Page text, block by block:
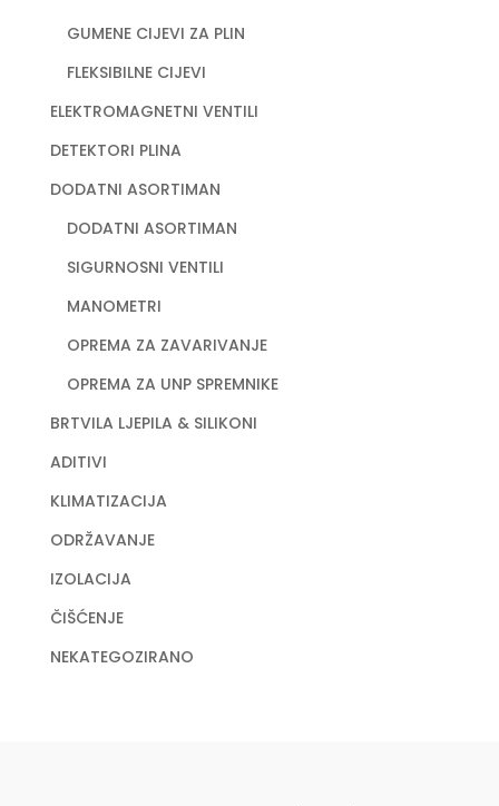
GUMENE CIJEVI ZA PLIN
FLEKSIBILNE CIJEVI
ELEKTROMAGNETNI VENTILI
DETEKTORI PLINA
DODATNI ASORTIMAN
DODATNI ASORTIMAN
SIGURNOSNI VENTILI
MANOMETRI
OPREMA ZA ZAVARIVANJE
OPREMA ZA UNP SPREMNIKE
BRTVILA LJEPILA & SILIKONI
ADITIVI
KLIMATIZACIJA
ODRŽAVANJE
IZOLACIJA
ČIŠĆENJE
NEKATEGOZIRANO